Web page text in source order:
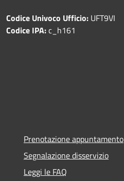
Codice Univoco Ufficio: UFT9VI
Codice IPA:c_h161
Prenotazione appuntamento
Segnalazione disservizio
Leggi le FAQ